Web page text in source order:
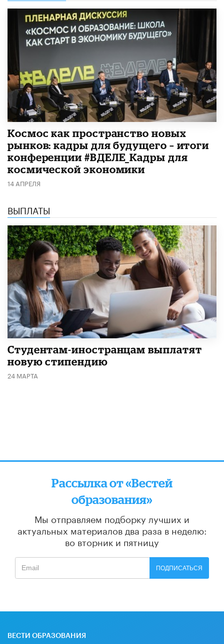
Космос как пространство новых
рынков: кадры для будущего – итоги
конференции #ВДЕЛЕ_Кадры для
космической экономики
14 АПРЕЛЯ
ВЫПЛАТЫ
Студентам-иностранцам выплатят
новую стипендию
24 МАРТА
Рассылка от «Вестей
образования»
Мы отправляем подборку лучших и
актуальных материалов два раза в неделю:
во вторник и пятницу
ПОДПИСАТЬСЯ
ВЕСТИ ОБРАЗОВАНИЯ